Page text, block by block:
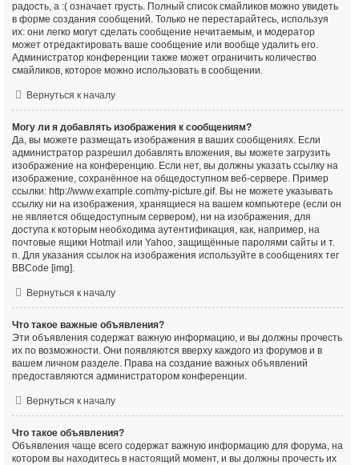
радость, а :( означает грусть. Полный список смайликов можно увидеть
в форме создания сообщений. Только не перестарайтесь, используя
их: они легко могут сделать сообщение нечитаемым, и модератор
может отредактировать ваше сообщение или вообще удалить его.
Администратор конференции также может ограничить количество
смайликов, которое можно использовать в сообщении.
Вернуться к началу
Могу ли я добавлять изображения к сообщениям?
Да, вы можете размещать изображения в ваших сообщениях. Если
администратор разрешил добавлять вложения, вы можете загрузить
изображение на конференцию. Если нет, вы должны указать ссылку на
изображение, сохранённое на общедоступном веб-сервере. Пример
ссылки: http://www.example.com/my-picture.gif. Вы не можете указывать
ссылку ни на изображения, хранящиеся на вашем компьютере (если он
не является общедоступным сервером), ни на изображения, для
доступа к которым необходима аутентификация, как, например, на
почтовые ящики Hotmail или Yahoo, защищённые паролями сайты и т.
п. Для указания ссылок на изображения используйте в сообщениях тег
BBCode [img].
Вернуться к началу
Что такое важные объявления?
Эти объявления содержат важную информацию, и вы должны прочесть
их по возможности. Они появляются вверху каждого из форумов и в
вашем личном разделе. Права на создание важных объявлений
предоставляются администратором конференции.
Вернуться к началу
Что такое объявления?
Объявления чаще всего содержат важную информацию для форума, на
котором вы находитесь в настоящий момент, и вы должны прочесть их